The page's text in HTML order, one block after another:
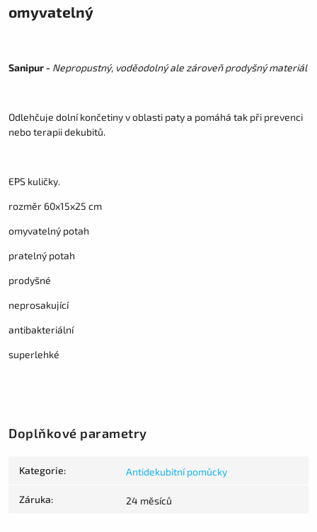
omyvatelný
Sanipur - Nepropustný, voděodolný ale zároveň prodyšný materiál
Odlehčuje dolní končetiny v oblasti paty a pomáhá tak při prevenci
nebo terapii dekubitů.
EPS kuličky.
rozměr 60x15x25 cm
omyvatelný potah
pratelný potah
prodyšné
neprosakující
antibakteriální
superlehké
Doplňkové parametry
Kategorie: Antidekubitní pomůcky
Záruka: 24 měsíců